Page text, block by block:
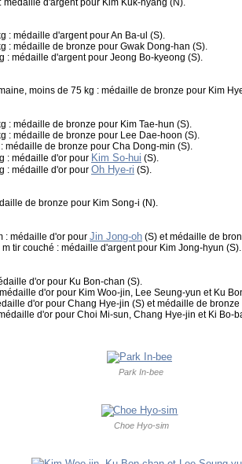
médaille d'argent pour Kim Kuk-hyang (N).
: médaille d'argent pour An Ba-ul (S).
: médaille de bronze pour Gwak Dong-han (S).
: médaille d'argent pour Jeong Bo-kyeong (S).
moins de 75 kg : médaille de bronze pour Kim
: médaille de bronze pour Kim Tae-hun (S).
: médaille de bronze pour Lee Dae-hoon (S).
médaille de bronze pour Cha Dong-min (S).
: médaille d'or pour Kim So-hui (S).
: médaille d'or pour Oh Hye-ri (S).
de bronze pour Kim Song-i (N).
: médaille d'or pour Jin Jong-oh (S) et médaille de
tir couché : médaille d'argent pour Kim Jong-hyun (S).
d'or pour Ku Bon-chan (S).
d'or pour Kim Woo-jin, Lee Seung-yun et Ku
d'or pour Chang Hye-jin (S) et médaille de
d'or pour Choi Mi-sun, Chang Hye-jin et Ki Bo-
Park In-bee
Choe Hyo-sim